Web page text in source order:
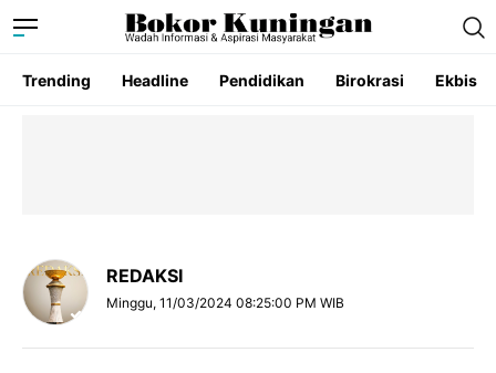
Trending Headline Pendidikan Birokrasi Ekbis
REDAKSI
Minggu, 11/03/2024 08:25:00 PM WIB